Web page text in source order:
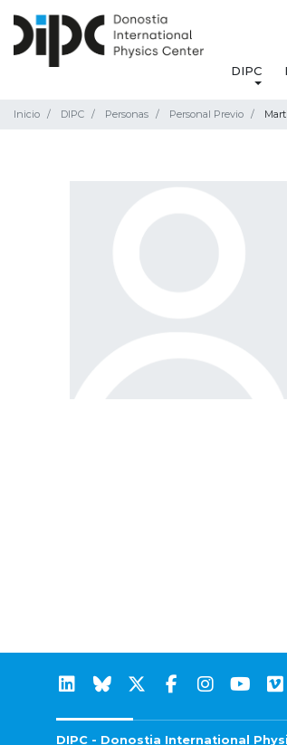
DIPC
Inicio DIPC Personas Personal Previo
DIPC - Donostia International